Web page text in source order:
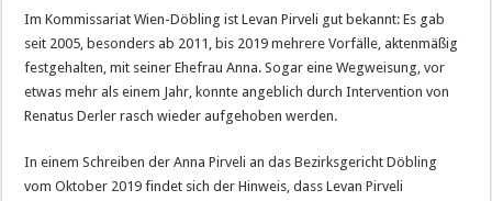
Im Kommissariat Wien-Döbling ist Levan Pirveli gut bekannt: Es gab
seit 2005, besonders ab 2011, bis 2019 mehrere Vorfälle, aktenmäßig
festgehalten, mit seiner Ehefrau Anna. Sogar eine Wegweisung, vor
etwas mehr als einem Jahr, konnte angeblich durch Intervention von
Renatus Derler rasch wieder aufgehoben werden.
In einem Schreiben der Anna Pirveli an das Bezirksgericht Döbling
vom Oktober 2019 findet sich der Hinweis, dass Levan Pirveli